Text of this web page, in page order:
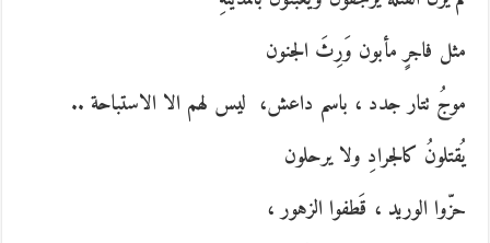
مثل فاجرٍ مأبون وَرِثَ الجنون
موجُ تتار جدد ، باسم داعش، ليس لهم الا الاستباحة ..
يُقتلونُ كالجرادِ ولا يرحلون
حزّوا الوريد ، قَطفوا الزهور ،